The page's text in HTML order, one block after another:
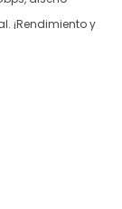
¡Rendimiento y